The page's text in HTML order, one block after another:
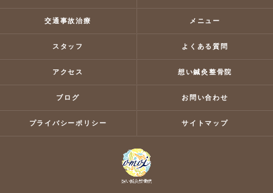
交通事故治療 メニュー
スタッフ よくある質問
アクセス 想い鍼灸整骨院
ブログ お問い合わせ
プライバシーポリシー サイトマップ